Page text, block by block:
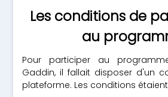
Les conditions de
au
Pour participer au
Gaddin, il fallait disposer d'un
plateforme. Les conditions